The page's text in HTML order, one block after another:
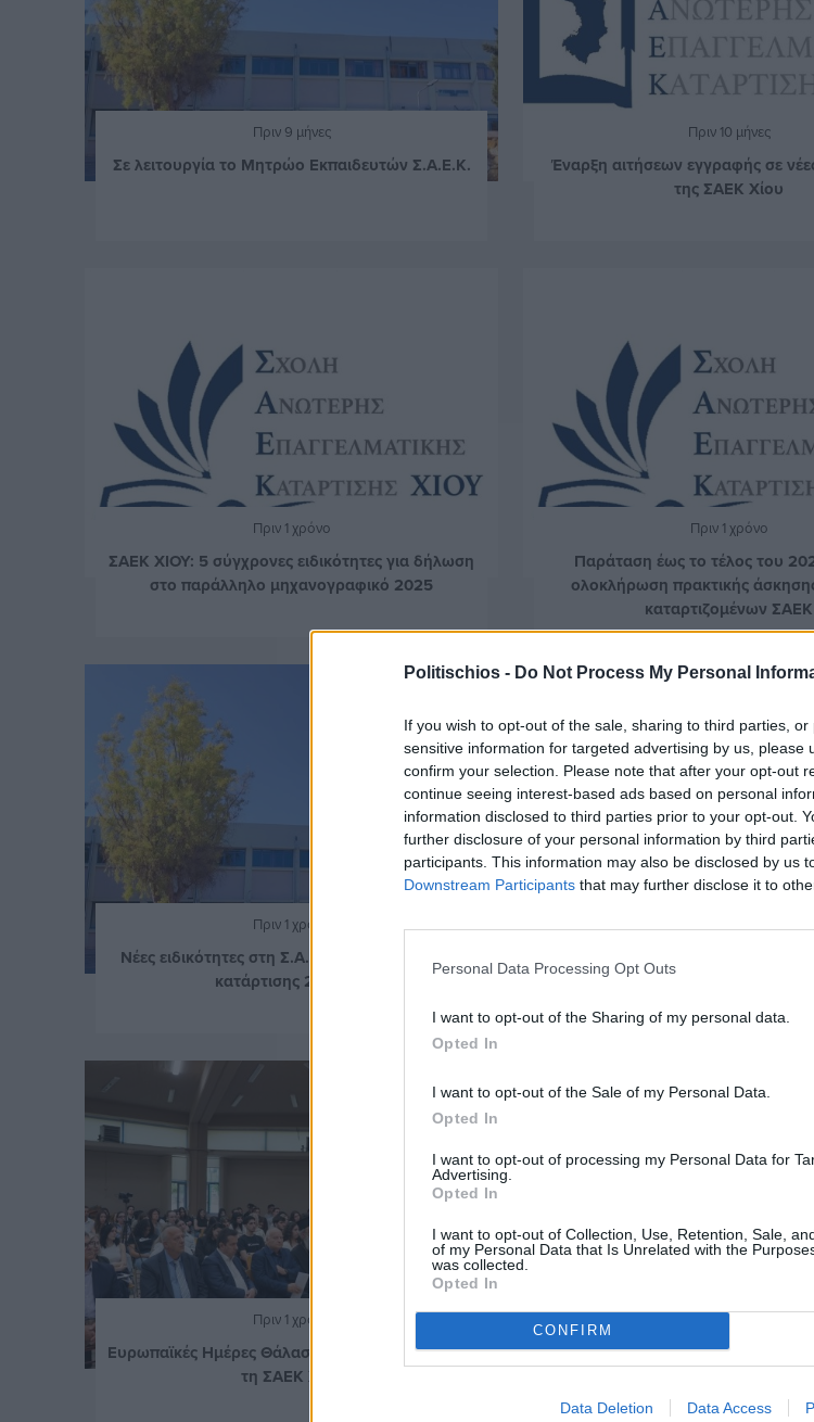
Politischios - Do Not Process My Personal
If you wish to opt-out of the sale, sharing to third parties,
sensitive information for targeted advertising by us, please
confirm your selection. Please note that after your opt-out
continue seeing interest-based ads based on personal
information disclosed to third parties prior to your opt-out.
further disclosure of your personal information by third
participants. This information may also be disclosed by us
Downstream Participants that may further disclose it to
Personal Data Processing Opt Outs
I want to opt-out of the Sharing of my personal data.
Opted In
I want to opt-out of the Sale of my Personal Data.
Opted In
I want to opt-out of processing my Personal Data for
Advertising.
Opted In
I want to opt-out of Collection, Use, Retention, Sale,
of my Personal Data that Is Unrelated with the
was collected.
Opted In
CONFIRM
Data Deletion Data Access
Πριν 9 μήνες
Σε λειτουργία το Μητρώο Εκπαιδευτών Σ.Α.Ε.Κ.
Πριν 10 μήνες
Έναρξη αιτήσεων εγγραφής σε
της ΣΑΕΚ Χίου
Πριν 1 χρόνο
ΣΑΕΚ ΧΙΟΥ: 5 σύγχρονες ειδικότητες για δήλωση
στο παράλληλο μηχανογραφικό 2025
Πριν 1 χρόνο
Παράταση έως το τέλος του
ολοκλήρωση πρακτικής
καταρτιζομένων ΣΑΕΚ
Πριν 1 χρόνο
Νέες ειδικότητες στη Σ.Α.Ε.Κ. Χίου για το έτος
κατάρτισης 2025-26
Ο «Μάγειρας Νικολό» μάγεψε
Πριν 1 χρόνο
Ευρωπαϊκές Ημέρες Θάλασσας με πρωταγωνιστή
τη ΣΑΕΚ Χίου
Πριν 1 χρόνο
Εγγραφές στη ΣΑΕΚ του Γενικού